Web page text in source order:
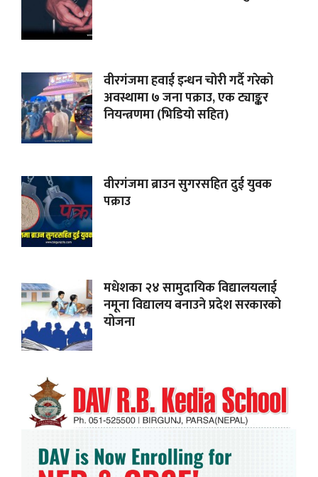
वीरगंजमा हवाई इन्धन चोरी गर्दै गरेको
अवस्थामा ७ जना पक्राउ, एक ट्याङ्कर
नियन्त्रणमा (भिडियाे सहित)
वीरगंजमा ब्राउन सुगरसहित दुई युवक
पक्राउ
मधेशका २४ सामुदायिक विद्यालयलाई
नमूना विद्यालय बनाउने प्रदेश सरकारको
योजना